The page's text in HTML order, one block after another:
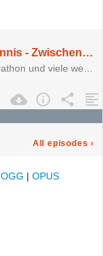
Folge 359 - mit Tobi und Dennis - Zwischen Gardasee-Flair und Schwarzwald-Wurzelteppichen
All episodes ›
OGG | OPUS